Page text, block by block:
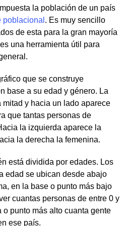
la población de un país
poblacional . Es muy sencillo
de esta para la gran mayoría
una herramienta útil para
que se construye
base a su edad y género. La
y hacia un lado aparece
que tantas personas de
la izquierda aparece la
la derecha la femenina.
está dividida por edades. Los
edad se ubican desde abajo
en la base o punto más bajo
cuantas personas de entre 0 y
o punto más alto cuanta gente
ese país.